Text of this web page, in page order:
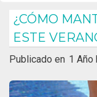
¿CÓMO
ESTE
Publicado en 1 Año